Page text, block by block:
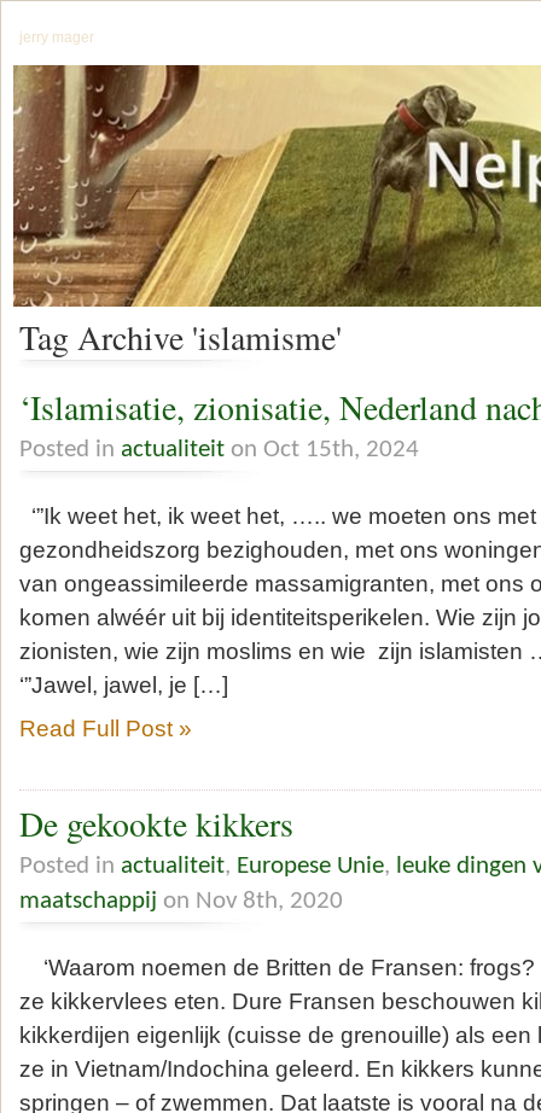
jerry mager
Tag Archive 'islamisme'
‘Islamisatie, zionisatie, Nederland
Posted in actualiteit on Oct 15th, 2024
‘”Ik weet het, ik weet het, ….. we moeten ons
gezondheidszorg bezighouden, met ons
van ongeassimileerde massamigranten, met ons
komen alwéér uit bij identiteitsperikelen. Wie zijn
zionisten, wie zijn moslims en wie zijn islamisten
‘”Jawel, jawel, je […]
Read Full Post »
De gekookte kikkers
Posted in actualiteit, Europese Unie, leuke dingen
maatschappij on Nov 8th, 2020
‘Waarom noemen de Britten de Fransen: frogs?
ze kikkervlees eten. Dure Fransen beschouwen
kikkerdijen eigenlijk (cuisse de grenouille) als een
ze in Vietnam/Indochina geleerd. En kikkers
springen – of zwemmen. Dat laatste is vooral na